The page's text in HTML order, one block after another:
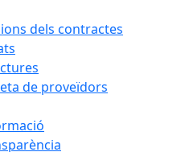
dels contractes
de proveïdors